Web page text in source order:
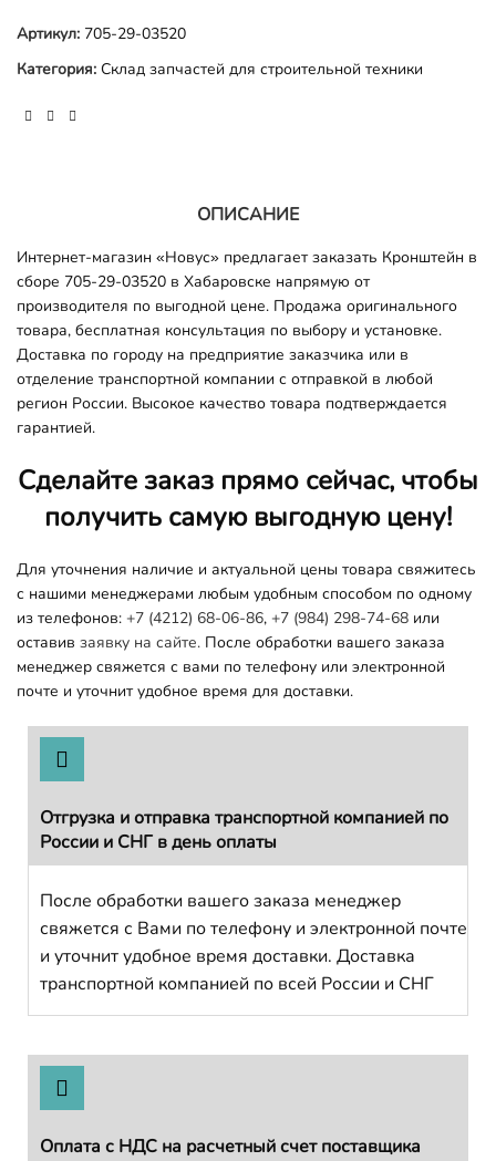
Артикул: 705-29-03520
Категория: Склад запчастей для строительной техники
ОПИСАНИЕ
Интернет-магазин «Новус» предлагает заказать Кронштейн в
сборе 705-29-03520 в Хабаровске напрямую от
производителя по выгодной цене. Продажа оригинального
товара, бесплатная консультация по выбору и установке.
Доставка по городу на предприятие заказчика или в
отделение транспортной компании с отправкой в любой
регион России. Высокое качество товара подтверждается
гарантией.
Сделайте заказ прямо сейчас, чтобы
получить самую выгодную цену!
Для уточнения наличие и актуальной цены товара свяжитесь
с нашими менеджерами любым удобным способом по одному
из телефонов: +7 (4212) 68-06-86, +7 (984) 298-74-68 или
оставив заявку на сайте. После обработки вашего заказа
менеджер свяжется с вами по телефону или электронной
почте и уточнит удобное время для доставки.
Отгрузка и отправка транспортной компанией по
России и СНГ в день оплаты
После обработки вашего заказа менеджер
свяжется с Вами по телефону и электронной почте
и уточнит удобное время доставки. Доставка
транспортной компанией по всей России и СНГ
Оплата с НДС на расчетный счет поставщика